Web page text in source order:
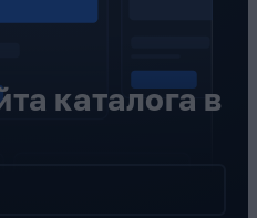
каталога в